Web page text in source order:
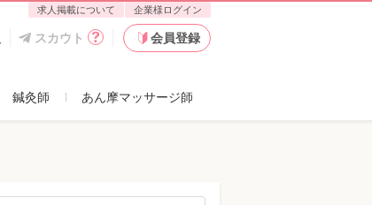
求人掲載について 企業様ログイン
スカウト 会員登録
鍼灸師 あん摩マッサージ師